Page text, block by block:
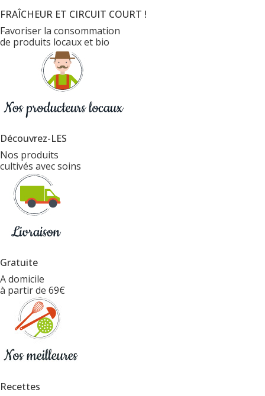
FRAÎCHEUR ET CIRCUIT COURT !
Favoriser la consommation
de produits locaux et bio
Découvrez-LES
Nos produits
cultivés avec soins
Gratuite
A domicile
à partir de 69€
Recettes